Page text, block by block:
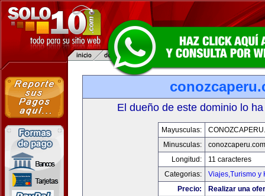
El dueño de este dominio lo
Mayusculas:
Minusculas:
conozcaperu.com
Longitud:
11 caracteres
Categorias:
Viajes,Turismo y
Precio:
Realizar una